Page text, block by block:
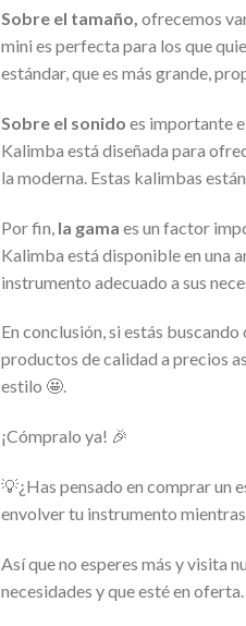
Sobre el tamaño, ofrecemos
mini es perfecta para los que
estándar, que es más grande,
Sobre el sonido es importante
Kalimba está diseñada para
la moderna. Estas kalimbas
Por fin, la gama es un factor
Kalimba está disponible en una
instrumento adecuado a sus
En conclusión, si estás
productos de calidad a precios
estilo 🤩.
¡Cómpralo ya! 🎉
💡¿Has pensado en comprar un
envolver tu instrumento
Así que no esperes más y visita
necesidades y que esté en